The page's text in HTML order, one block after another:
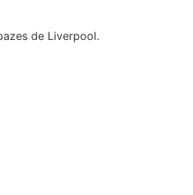
de Liverpool.